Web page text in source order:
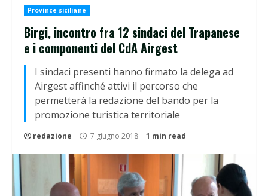
Province siciliane
Birgi, incontro fra 12 sindaci del Trapanese
e i componenti del CdA Airgest
I sindaci presenti hanno firmato la delega ad
Airgest affinché attivi il percorso che
permetterà la redazione del bando per la
promozione turistica territoriale
redazione 7 giugno 2018 1 min read